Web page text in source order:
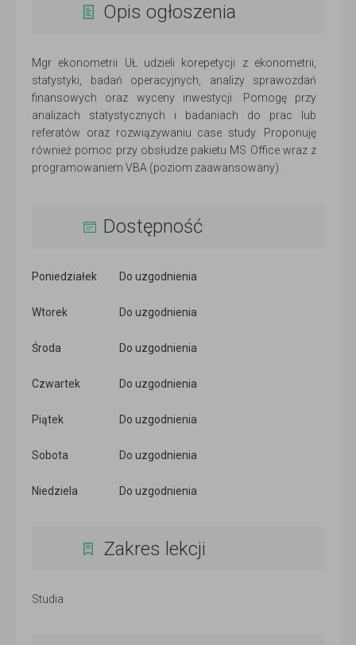
Opis ogłoszenia
Mgr ekonometrii UŁ udzieli korepetycji z ekonometrii,
statystyki, badań operacyjnych, analizy sprawozdań
finansowych oraz wyceny inwestycji. Pomogę przy
analizach statystycznych i badaniach do prac lub
referatów oraz rozwiązywaniu case study. Proponuję
również pomoc przy obsłudze pakietu MS Office wraz z
programowaniem VBA (poziom zaawansowany).
Dostępność
Poniedziałek Do uzgodnienia
Wtorek Do uzgodnienia
Środa Do uzgodnienia
Czwartek Do uzgodnienia
Piątek Do uzgodnienia
Sobota Do uzgodnienia
Niedziela Do uzgodnienia
Zakres lekcji
Studia